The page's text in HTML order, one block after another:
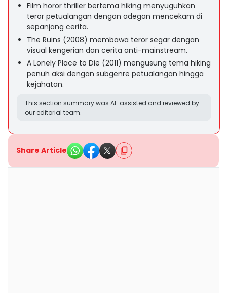
Film horor thriller bertema hiking menyuguhkan
teror petualangan dengan adegan mencekam di
sepanjang cerita.
The Ruins (2008) membawa teror segar dengan
visual kengerian dan cerita anti-mainstream.
A Lonely Place to Die (2011) mengusung tema hiking
penuh aksi dengan subgenre petualangan hingga
kejahatan.
This section summary was AI-assisted and reviewed by
our editorial team.
Share Article